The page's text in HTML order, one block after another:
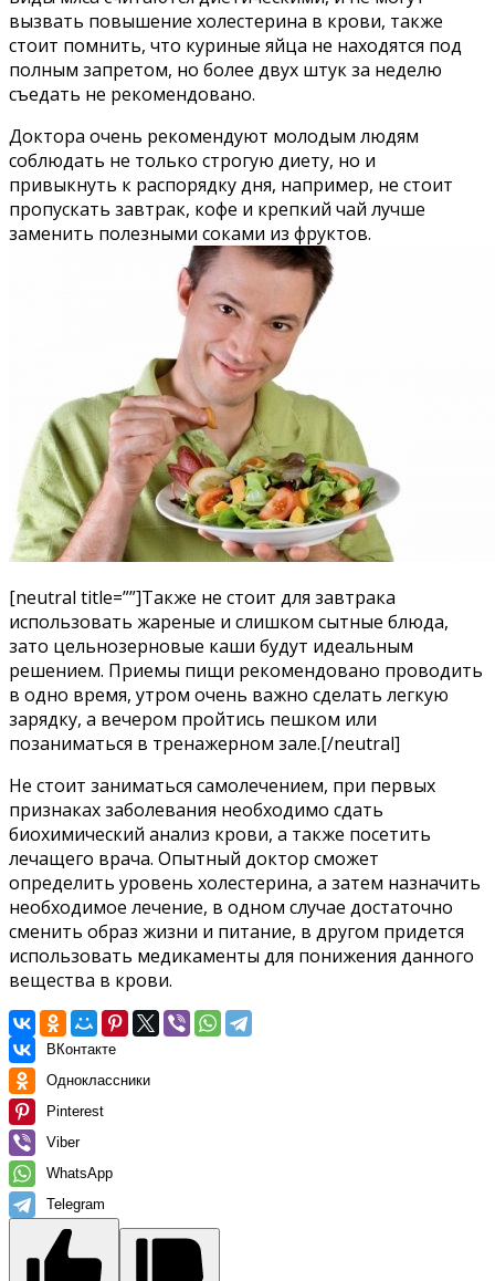
вызвать повышение холестерина в крови, также
стоит помнить, что куриные яйца не находятся под
полным запретом, но более двух штук за неделю
съедать не рекомендовано.
Доктора очень рекомендуют молодым людям
соблюдать не только строгую диету, но и
привыкнуть к распорядку дня, например, не стоит
пропускать завтрак, кофе и крепкий чай лучше
заменить полезными соками из фруктов.
[neutral title=””]Также не стоит для завтрака
использовать жареные и слишком сытные блюда,
зато цельнозерновые каши будут идеальным
решением. Приемы пищи рекомендовано проводить
в одно время, утром очень важно сделать легкую
зарядку, а вечером пройтись пешком или
позаниматься в тренажерном зале.[/neutral]
Не стоит заниматься самолечением, при первых
признаках заболевания необходимо сдать
биохимический анализ крови, а также посетить
лечащего врача. Опытный доктор сможет
определить уровень холестерина, а затем назначить
необходимое лечение, в одном случае достаточно
сменить образ жизни и питание, в другом придется
использовать медикаменты для понижения данного
вещества в крови.
ВКонтакте
Одноклассники
Pinterest
Viber
WhatsApp
Telegram